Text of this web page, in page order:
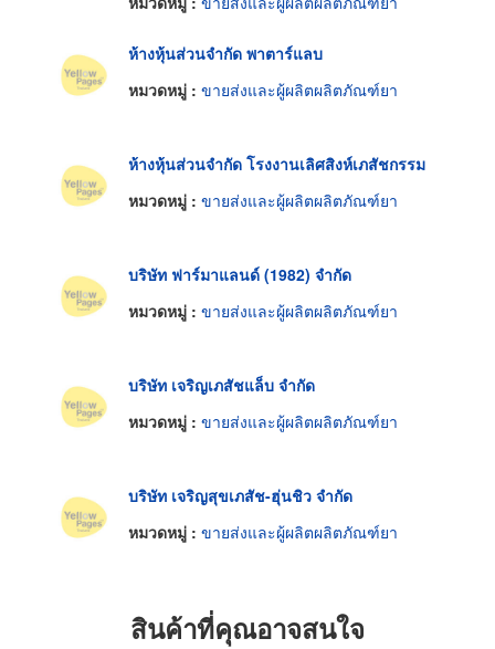
ห้างหุ้นส่วนจำกัด พาตาร์แลบ
หมวดหมู่ : ขายส่งและผู้ผลิตผลิตภัณฑ์ยา
ห้างหุ้นส่วนจำกัด โรงงานเลิศสิงห์เภสัชกรรม
หมวดหมู่ : ขายส่งและผู้ผลิตผลิตภัณฑ์ยา
บริษัท ฟาร์มาแลนด์ (1982) จำกัด
หมวดหมู่ : ขายส่งและผู้ผลิตผลิตภัณฑ์ยา
บริษัท เจริญเภสัชแล็บ จำกัด
หมวดหมู่ : ขายส่งและผู้ผลิตผลิตภัณฑ์ยา
บริษัท เจริญสุขเภสัช-ฮุ่นชิว จำกัด
หมวดหมู่ : ขายส่งและผู้ผลิตผลิตภัณฑ์ยา
สินค้าที่คุณอาจสนใจ